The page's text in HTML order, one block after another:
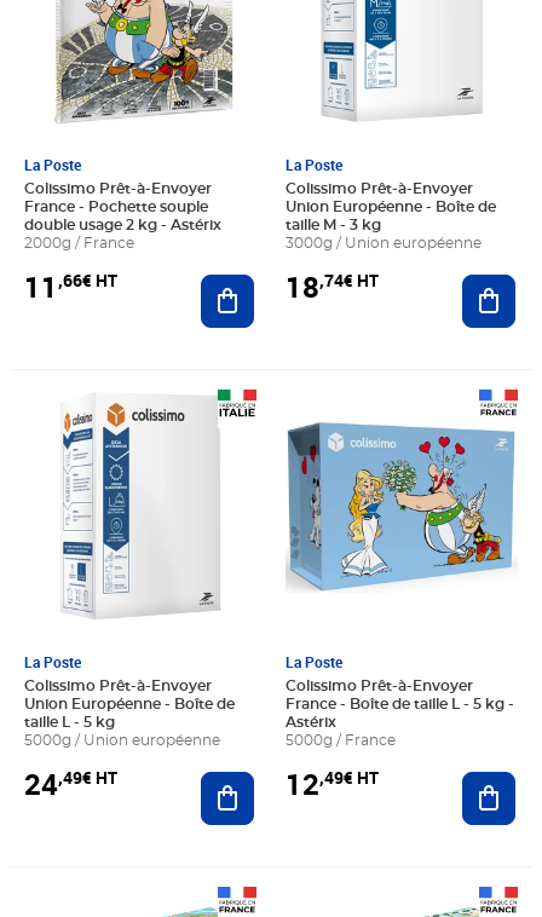
La Poste
Colissimo Prêt-à-Envoyer
France - Pochette souple
double usage 2 kg - Astérix
2000g / France
11 ,66€ HT Ajouter au panier
La Poste
Colissimo Prêt-à-Envoyer
Union Européenne - Boîte de
taille M - 3 kg
3000g / Union européenne
18,74€ HT
La Poste
Colissimo Prêt-à-Envoyer
Union Européenne - Boîte de
taille L - 5 kg
5000g / Union européenne
24,49€ HT
Prix 24,49€ HT
Ajouter au panier
La Poste
Colissimo Prêt-à-Envoyer
France - Boîte de taille L - 5 kg -
Astérix
5000g / France
12,49€ HT